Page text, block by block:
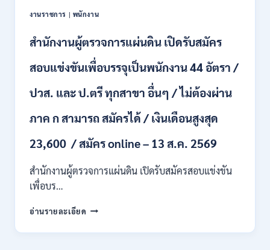
เป็น
หลาย
อัตรา
/
ป.ตรี
หลาย
+
เงิน
สูงสุด
15
งานราชการ | พนักงาน
สำนักงานผู้ตรวจการแผ่นดิน เปิดรับสมัคร
สอบแข่งขันเพื่อบรรจุเป็นพนักงาน 44 อัตรา /
ปวส. และ ป.ตรี ทุกสาขา อื่นๆ / ไม่ต้องผ่าน
ภาค ก สามารถ สมัครได้ / เงินเดือนสูงสุด
23,600 / สมัคร online – 13 ส.ค. 2569
สำนักงานผู้ตรวจการแผ่นดิน เปิดรับสมัครสอบแข่งขัน
เพื่อบร…
อ่านรายละเอียด สำนักงาน
ตรวจ